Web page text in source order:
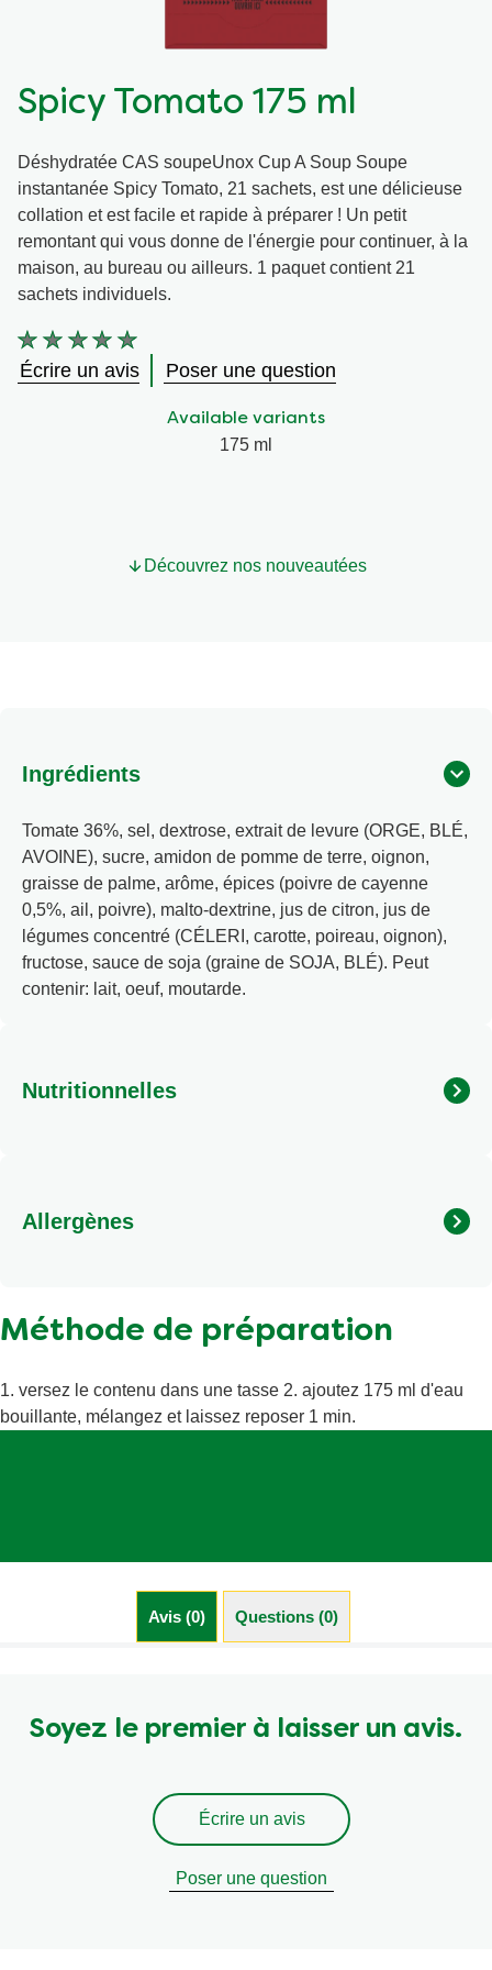
Ingrédients
Wraps aux légumes
Occasions
Wraps aux légumes
Prêt à l'emploi
Snackpots
Spicy Tomato 175 ml
Déshydratée CAS soupeUnox Cup A Soup Soupe
instantanée Spicy Tomato, 21 sachets, est une délicieuse
collation et est facile et rapide à préparer ! Un petit
remontant qui vous donne de l'énergie pour continuer, à la
maison, au bureau ou ailleurs. 1 paquet contient 21
sachets individuels.
Aucune
évaluation
soumise
Écrire un avis Poser une question
Available variants
175 ml
Découvrez nos nouveautées
Ingrédients
Tomate 36%, sel, dextrose, extrait de levure (ORGE, BLÉ,
AVOINE), sucre, amidon de pomme de terre, oignon,
graisse de palme, arôme, épices (poivre de cayenne
0,5%, ail, poivre), malto-dextrine, jus de citron, jus de
légumes concentré (CÉLERI, carotte, poireau, oignon),
fructose, sauce de soja (graine de SOJA, BLÉ). Peut
contenir: lait, oeuf, moutarde.
Nutritionnelles
Matières grasses saturées
Protéines
Allergènes
Méthode de préparation
1. versez le contenu dans une tasse 2. ajoutez 175 ml d'eau
bouillante, mélangez et laissez reposer 1 min.
Avis (0) Questions (0)
Soyez le premier à laisser un avis.
Écrire un avis
Poser une question